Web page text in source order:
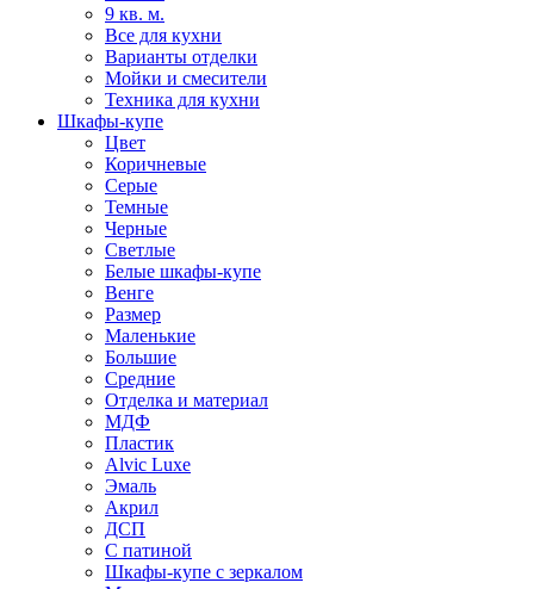
9 кв. м.
Все для кухни
Варианты отделки
Мойки и смесители
Техника для кухни
Шкафы-купе
Цвет
Коричневые
Серые
Темные
Черные
Светлые
Белые шкафы-купе
Венге
Размер
Маленькие
Большие
Средние
Отделка и материал
МДФ
Пластик
Alvic Luxe
Эмаль
Акрил
ДСП
С патиной
Шкафы-купе с зеркалом